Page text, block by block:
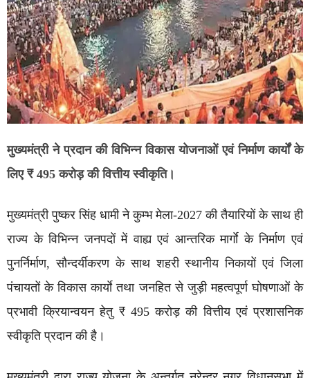
मुख्यमंत्री ने प्रदान की विभिन्न विकास योजनाओं एवं निर्माण कार्यों के
लिए ₹ 495 करोड़ की वित्तीय स्वीकृति।
मुख्यमंत्री पुष्कर सिंह धामी ने कुम्भ मेला-2027 की तैयारियों के साथ ही
राज्य के विभिन्न जनपदों में वाह्य एवं आन्तरिक मार्गाे के निर्माण एवं
पुनर्निर्माण, सौन्दर्यीकरण के साथ शहरी स्थानीय निकायों एवं जिला
पंचायतों के विकास कार्याे तथा जनहित से जुड़ी महत्वपूर्ण घोषणाओं के
प्रभावी क्रियान्वयन हेतु ₹ 495 करोड़ की वित्तीय एवं प्रशासनिक
स्वीकृति प्रदान की है।